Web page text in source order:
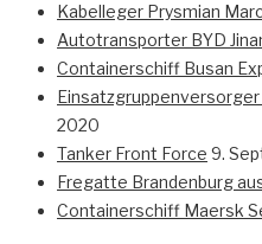
Kabelleger Prysmian
Autotransporter BYD
Containerschiff Busan
Einsatzgruppenversorger
2020
Tanker Front Force 9.
Fregatte Brandenburg
Containerschiff Maersk